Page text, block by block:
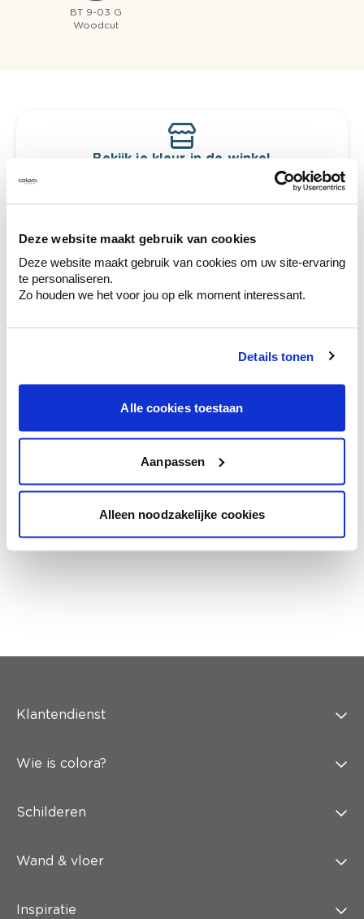
Deze website maakt gebruik van cookies
Deze website maakt gebruik van cookies om uw site-ervaring
te personaliseren.
Zo houden we het voor jou op elk moment interessant.
Details tonen
Alle cookies toestaan
Aanpassen
Alleen noodzakelijke cookies
BT 9-03 G
Woodcut
Bekijk je kleur in de winkel
Ontdek er kleurechte stalen van je
te verfijnen.
Krijg persoonlijk advies om kleuren te
combineren.
Krijg kleuradvies op basis van de lichtinval
en je meubels.
Krijg ineens een technologische check-up
Klantendienst
Wie is colora?
Schilderen
Wand & vloer
Inspiratie